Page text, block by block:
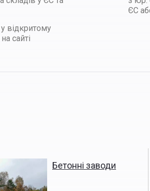
у відкритому
сайті
ЄС
Бетонні заводи